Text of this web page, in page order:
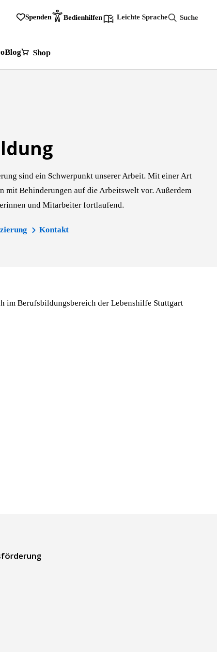
Spenden Bedienhilfen Leichte Sprache
Blog Shop
sind ein Schwerpunkt unserer Arbeit. Mit einer Art
mit Behinderungen auf die Arbeitswelt vor. Außerdem
und Mitarbeiter fortlaufend.
Kontakt